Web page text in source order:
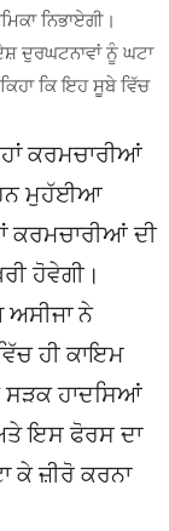
ਨਿਭਾਏਗੀ।
ਦੁਰਘਟਨਾਵਾਂ ਨੂੰ ਘਟਾ
ਕਿ ਇਹ ਸੂਬੇ ਵਿੱਚ
ਕਰਮਚਾਰੀਆਂ
ਮੁਹੱਈਆ
ਕਰਮਚਾਰੀਆਂ ਦੀ
ਹੋਵੇਗੀ।
ਅਸੀਜਾ ਨੇ
ਹੀ ਕਾਇਮ
ਸੜਕ ਹਾਦਸਿਆਂ
ਇਸ ਫੋਰਸ ਦਾ
ਕੇ ਜ਼ੀਰੋ ਕਰਨਾ